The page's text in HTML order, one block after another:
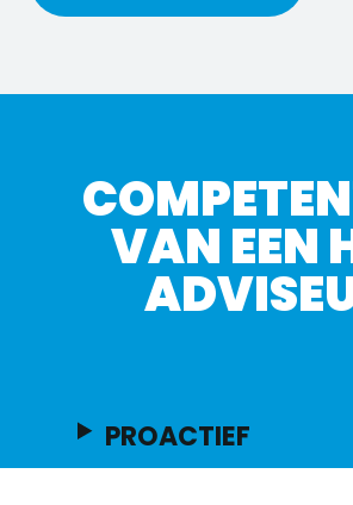
VAN EEN
PROACTIEF